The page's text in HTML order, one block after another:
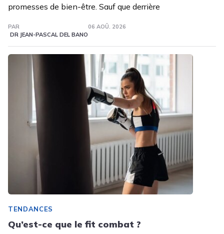
promesses de bien-être. Sauf que derrière
PAR
DR JEAN-PASCAL DEL BANO
06 AOÛ. 2026
TENDANCES
Qu’est-ce que le fit combat ?